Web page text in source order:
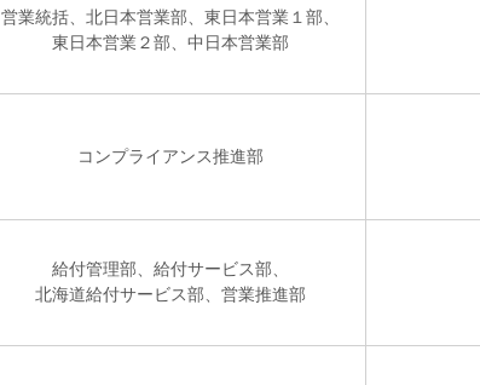
営業統括、北日本営業部、東日本営業１部、
東日本営業２部、中日本営業部
コンプライアンス推進部
給付管理部、給付サービス部、
北海道給付サービス部、営業推進部